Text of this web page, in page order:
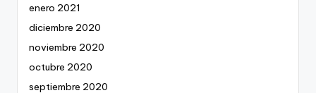
enero 2021
diciembre 2020
noviembre 2020
octubre 2020
septiembre 2020